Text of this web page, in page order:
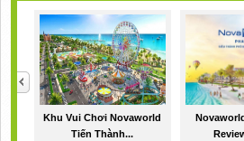
Khu Vui Chơi Novaworld
Tiến Thành...